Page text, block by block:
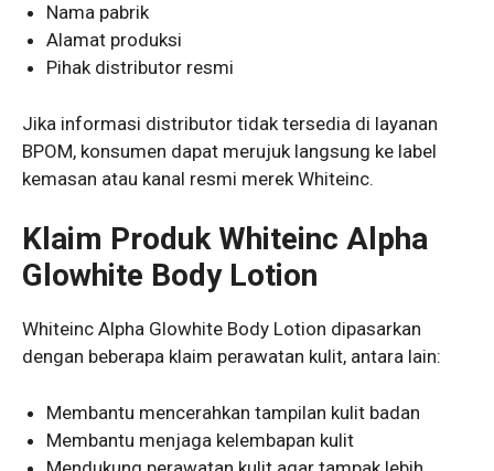
Nama pabrik
Alamat produksi
Pihak distributor resmi
Jika informasi distributor tidak tersedia di layanan
BPOM, konsumen dapat merujuk langsung ke label
kemasan atau kanal resmi merek Whiteinc.
Klaim Produk Whiteinc Alpha
Glowhite Body Lotion
Whiteinc Alpha Glowhite Body Lotion dipasarkan
dengan beberapa klaim perawatan kulit, antara lain:
Membantu mencerahkan tampilan kulit badan
Membantu menjaga kelembapan kulit